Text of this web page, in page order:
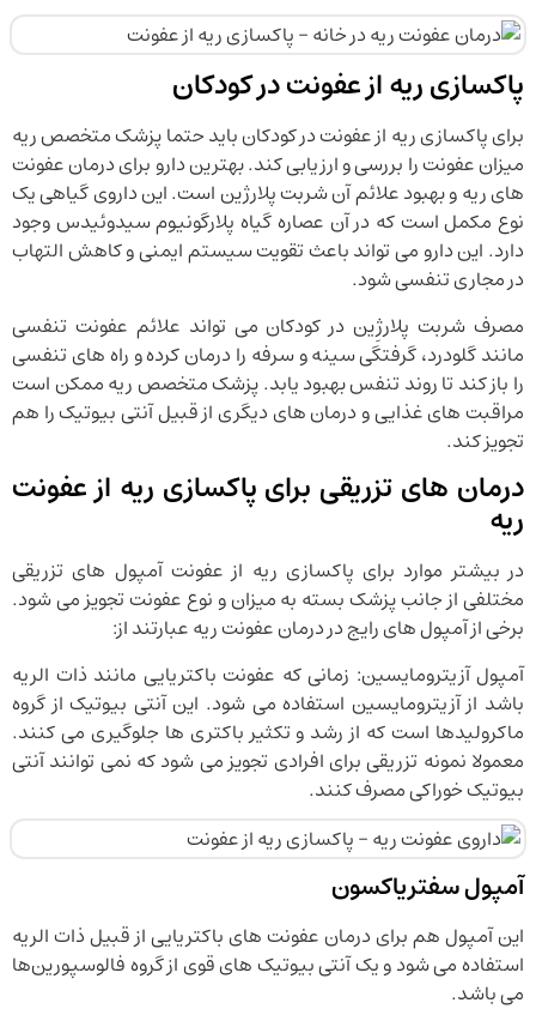
پاکسازی ریه از عفونت در کودکان
برای پاکسازی ریه از عفونت در کودکان باید حتما پزشک متخصص ریه
میزان عفونت را بررسی و ارزیابی کند. بهترین دارو برای درمان عفونت
های ریه و بهبود علائم آن شربت پلارژین است. این داروی گیاهی یک
نوع مکمل است که در آن عصاره گیاه پلارگونیوم سیدوئیدس وجود
دارد. این دارو می تواند باعث تقویت سیستم ایمنی و کاهش التهاب
در مجاری تنفسی شود.
مصرف شربت پلارژِین در کودکان می تواند علائم عفونت تنفسی
مانند گلودرد، گرفتگی سینه و سرفه را درمان کرده و راه های تنفسی
را باز کند تا روند تنفس بهبود یابد. پزشک متخصص ریه ممکن است
مراقبت های غذایی و درمان های دیگری از قبیل آنتی بیوتیک را هم
تجویز کند.
درمان های تزریقی برای پاکسازی ریه از عفونت
ریه
در بیشتر موارد برای پاکسازی ریه از عفونت آمپول های تزریقی
مختلفی از جانب پزشک بسته به میزان و نوع عفونت تجویز می شود.
برخی از آمپول های رایج در درمان عفونت ریه عبارتند از:
آمپول آزیترومایسین: زمانی که عفونت باکتریایی مانند ذات الریه
باشد از آزیترومایسین استفاده می شود. این آنتی بیوتیک از گروه
ماکرولیدها است که از رشد و تکثیر باکتری ها جلوگیری می کنند.
معمولا نمونه تزریقی برای افرادی تجویز می شود که نمی توانند آنتی
بیوتیک خوراکی مصرف کنند.
آمپول سفتریاکسون
این آمپول هم برای درمان عفونت های باکتریایی از قبیل ذات الریه
استفاده می شود و یک آنتی بیوتیک های قوی از گروه فالوسپورین‌ها
می باشد.